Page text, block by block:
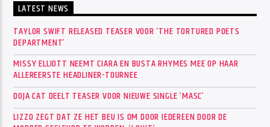
LATEST NEWS
TAYLOR SWIFT RELEASED TEASER VOOR ‘THE TORTURED POETS
DEPARTMENT’
MISSY ELLIOTT NEEMT CIARA EN BUSTA RHYMES MEE OP HAAR
ALLEREERSTE HEADLINER-TOURNEE
DOJA CAT DEELT TEASER VOOR NIEUWE SINGLE ‘MASC’
LIZZO ZEGT DAT ZE HET BEU IS OM DOOR IEDEREEN DOOR DE